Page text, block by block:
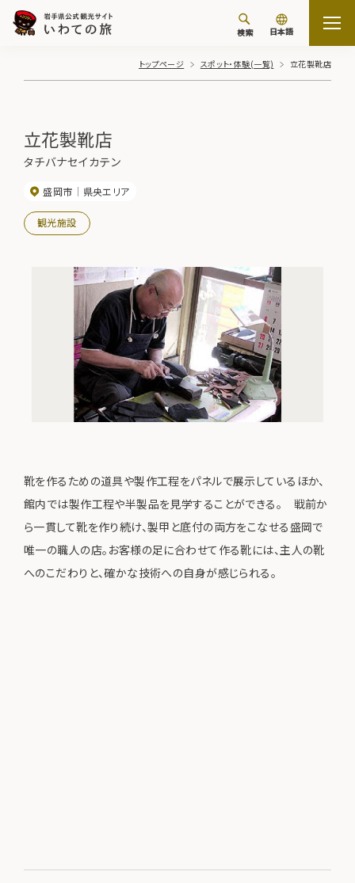
検索 日本語
トップページ スポット・体験(一覧) 立花製靴店
立花製靴店
タチバナセイカテン
盛岡市 県央エリア
観光施設
靴を作るための道具や製作工程をパネルで展示しているほか、
館内では製作工程や半製品を見学することができる。 戦前か
ら一貫して靴を作り続け、製甲と底付の両方をこなせる盛岡で
唯一の職人の店。お客様の足に合わせて作る靴には、主人の靴
へのこだわりと、確かな技術への自身が感じられる。